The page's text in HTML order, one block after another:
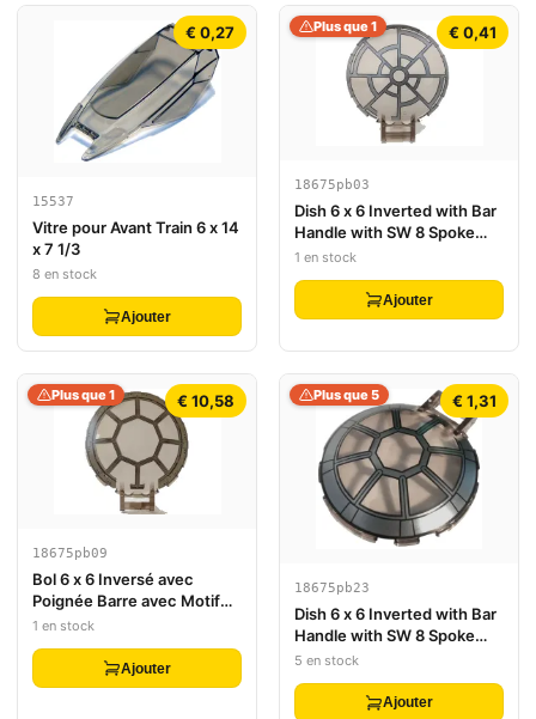
€ 0,27
15537
Vitre pour Avant Train 6 x 14
x 7 1/3
8 en stock
Ajouter
€ 0,41
Plus que 1
18675pb03
Dish 6 x 6 Inverted with Bar
Handle with SW 8 Spoke
Death Star Window Pattern
1 en stock
Ajouter
€ 10,58
Plus que 1
18675pb09
Bol 6 x 6 Inversé avec
Poignée Barre avec Motif
Cadre TIE 8 Rayons Gris
1 en stock
Ajouter
€ 1,31
Plus que 5
18675pb23
Dish 6 x 6 Inverted with Bar
Handle with SW 8 Spoke
Silver and Black Frame TIE
5 en stock
Ajouter